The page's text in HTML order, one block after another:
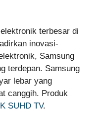
terbesar di
inovasi-
Samsung
terdepan. Samsung
lebar yang
canggih. Produk
SUHD TV.